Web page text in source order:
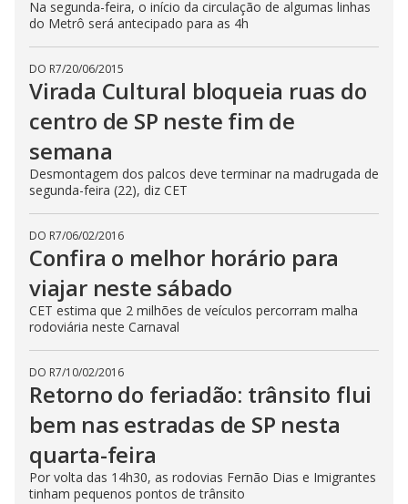
Na segunda-feira, o início da circulação de algumas linhas
do Metrô será antecipado para as 4h
DO R7/20/06/2015
Virada Cultural bloqueia ruas do
centro de SP neste fim de
semana
Desmontagem dos palcos deve terminar na madrugada de
segunda-feira (22), diz CET
DO R7/06/02/2016
Confira o melhor horário para
viajar neste sábado
CET estima que 2 milhões de veículos percorram malha
rodoviária neste Carnaval
DO R7/10/02/2016
Retorno do feriadão: trânsito flui
bem nas estradas de SP nesta
quarta-feira
Por volta das 14h30, as rodovias Fernão Dias e Imigrantes
tinham pequenos pontos de trânsito